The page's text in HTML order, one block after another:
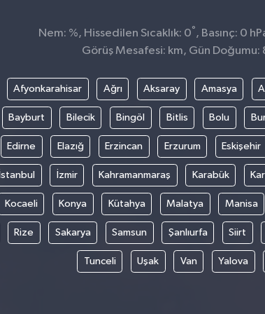
Nem: %, Hissedilen Sıcaklık: 0° , Basınç: 0
Görüş Mesafesi: km, Gün Doğumu:
Afyonkarahisar Ağrı Aksaray Amasya
Bayburt Bilecik Bingöl Bitlis Bolu
Edirne Elazığ Erzincan Erzurum Eskişehir
İstanbul İzmir Kahramanmaraş Karabük
Kocaeli Konya Kütahya Malatya Manisa
Rize Sakarya Samsun Şanlıurfa Siirt
Tunceli Uşak Van Yalova